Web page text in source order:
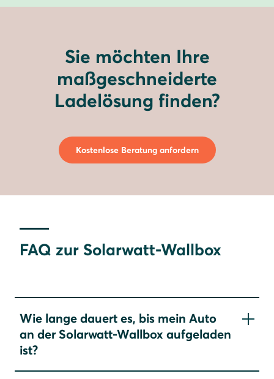
Sie möchten Ihre
maßgeschneiderte
Ladelösung finden?
Kostenlose Beratung anfordern
FAQ zur Solarwatt-Wallbox
Wie lange dauert es, bis mein Auto
an der Solarwatt-Wallbox aufgeladen
ist?